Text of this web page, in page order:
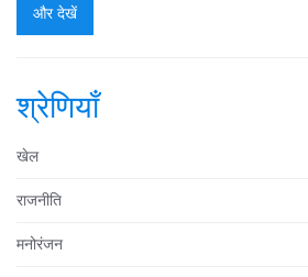
और देखें
श्रेणियाँ
खेल
राजनीति
मनोरंजन